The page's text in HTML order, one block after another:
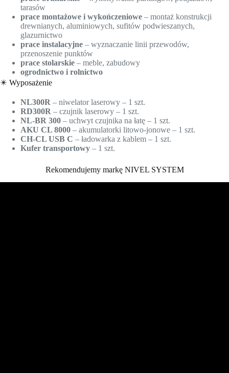
tarasów
prace montażowe i wykończeniowe – montaż konstrukcji
drewnianych, aluminiowych, sufitów podwieszanych,
glazurnictwo
prace instalacyjne – wyznaczanie linii przewodów,
przenoszenie punktów
prace stolarskie – meble, zabudowy
ogrodnictwo i rolnictwo
✴️ Wyposażenie
NL300R – niwelator laserowy – 1 szt.
RD300R – czujnik laserowy – 1 szt.
NL-BR 300 – uchwyt czujnika na łatę – 1 szt.
AKU CL 8000 – akumulatorki litowo-jonowe – 1 szt.
CH-CL USB C – ładowarka z kablem – 1 szt.
Kufer transportowy – 1 szt.
Rekomendujemy markę NIVEL SYSTEM